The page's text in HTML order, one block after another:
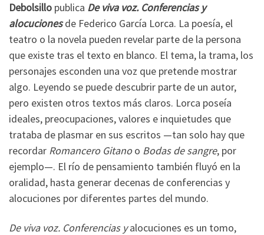
Debolsillo publica De viva voz. Conferencias y
alocucionesde Federico García Lorca. La poesía, el
teatro o la novela pueden revelar parte de la persona
que existe tras el texto en blanco. El tema, la trama, los
personajes esconden una voz que pretende mostrar
algo. Leyendo se puede descubrir parte de un autor,
pero existen otros textos más claros. Lorca poseía
ideales, preocupaciones, valores e inquietudes que
trataba de plasmar en sus escritos —tan solo hay que
recordar Romancero Gitanoo Bodas de sangre, por
ejemplo—. El río de pensamiento también fluyó en la
oralidad, hasta generar decenas de conferencias y
alocuciones por diferentes partes del mundo.
De viva voz. Conferencias yalocuciones es un tomo,